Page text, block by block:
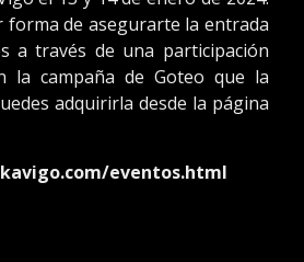
forma de asegurarte la entrada
a través de una participación
la campaña de Goteo que la
adquirirla desde la página
eventos.html